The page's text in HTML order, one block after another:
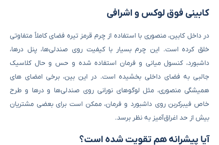
کابینی فوق لوکس و اشرافی
در داخل کابین، منصوری با استفاده از چرم قرمز تیره فضای کاملاً متفاوتی
خلق کرده است. این چرم بسیار با کیفیت روی صندلی‌ها، پنل درها،
داشبورد، کنسول میانی و فرمان استفاده شده و حس و حال کلاسیک
جالبی به فضای داخلی بخشیده است. در این بین، برخی امضای‌ های
همیشگی منصوری، مثل لوگوهای نورانی روی صندلی‌ها و درها و طرح
خاص فیبرکربن روی داشبورد و فرمان، ممکن است برای بعضی مشتریان
بیش از حد اغراق‌آمیز به نظر برسد.
آیا پیشرانه هم تقویت شده است؟